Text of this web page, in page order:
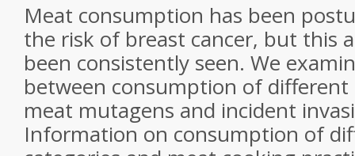
Meat consumption has been
the risk of breast cancer, but this
been consistently seen. We
between consumption of
meat mutagens and incident
Information on consumption of